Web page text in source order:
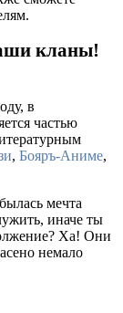
кланы!
в
частью
, Бояръ-Аниме,
мечта
иначе ты
Ха! Они
немало